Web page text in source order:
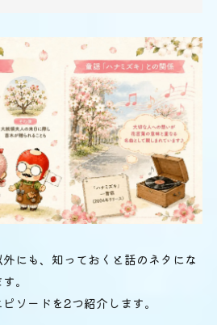
にも、知っておくと話のネタにな
。
ソードを2つ紹介します。